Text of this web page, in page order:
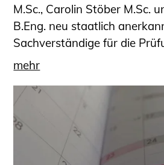
M.Sc., Carolin Stöber M.Sc.
B.Eng. neu staatlich
Sachverständige für die
mehr